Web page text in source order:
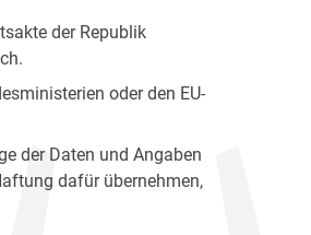
der Republik
oder den EU-
der Daten und Angaben
dafür übernehmen,